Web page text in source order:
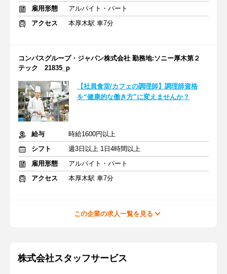
雇用形態
アルバイト・パート
アクセス
本厚木駅 車7分
コンパスグループ・ジャパン株式会社 勤務地:ソニー厚木第２
テック 21835_p
【社員食堂/カフェの調理師】調理師資格
を“健康的な働き方”に変えませんか？
給与
時給1600円以上
シフト
週3日以上 1日4時間以上
雇用形態
アルバイト・パート
アクセス
本厚木駅 車7分
この企業の求人一覧を見る
株式会社スタッフサービス